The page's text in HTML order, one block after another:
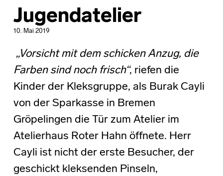
Jugendatelier
10. Mai 2019
„Vorsicht mit dem schicken Anzug, die
Farben sind noch frisch“, riefen die
Kinder der Kleksgruppe, als Burak Cayli
von der Sparkasse in Bremen
Gröpelingen die Tür zum Atelier im
Atelierhaus Roter Hahn öffnete. Herr
Cayli ist nicht der erste Besucher, der
geschickt kleksenden Pinseln,